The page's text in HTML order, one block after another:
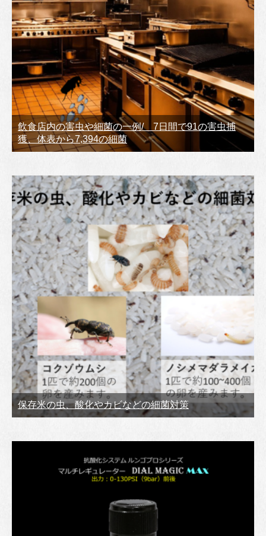
飲食店内の害虫や細菌の一例/ 7日間で91の害虫捕
獲、体表から7,394の細菌
保存米の虫、酸化やカビなどの細菌対策